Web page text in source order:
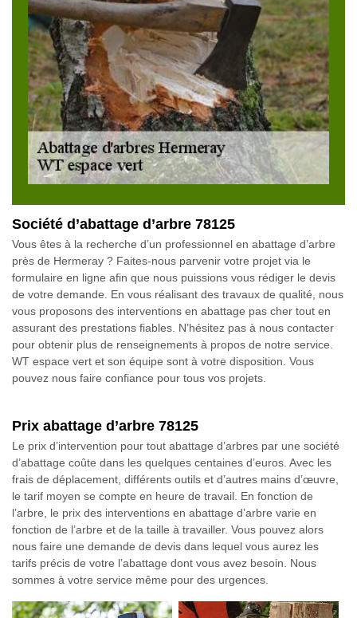
Société d’abattage d’arbre 78125
Vous êtes à la recherche d’un professionnel en abattage d’arbre
près de Hermeray ? Faites-nous parvenir votre projet via le
formulaire en ligne afin que nous puissions vous rédiger le devis
de votre demande. En vous réalisant des travaux de qualité, nous
vous proposons des interventions en abattage pas cher tout en
assurant des prestations fiables. N’hésitez pas à nous contacter
pour obtenir plus de renseignements à propos de notre service.
WT espace vert et son équipe sont à votre disposition. Vous
pouvez nous faire confiance pour tous vos projets.
Prix abattage d’arbre 78125
Le prix d’intervention pour tout abattage d’arbres par une société
d’abattage coûte dans les quelques centaines d’euros. Avec les
frais de déplacement, différents outils et d’autres mains d’œuvre,
le tarif moyen se compte en heure de travail. En fonction de
l’arbre, le prix des interventions en abattage d’arbre varie en
fonction de l’arbre et de la taille à travailler. Vous pouvez alors
nous faire une demande de devis dans lequel vous aurez les
tarifs précis de votre l’abattage dont vous avez besoin. Nous
sommes à votre service même pour des urgences.